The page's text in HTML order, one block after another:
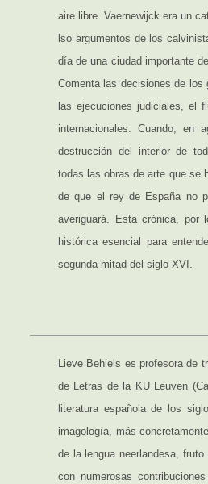
aire libre. Vaernewijck era un
lso argumentos de los
día de una ciudad importante
Comenta las decisiones de los
las ejecuciones judiciales, el
internacionales. Cuando, en
destrucción del interior de
todas las obras de arte que se
de que el rey de España no
averiguará. Esta crónica, por
histórica esencial para
segunda mitad del siglo XVI.
Lieve Behiels es profesora de
de Letras de la KU Leuven
literatura española de los
imagología, más
de la lengua neerlandesa,
con numerosas